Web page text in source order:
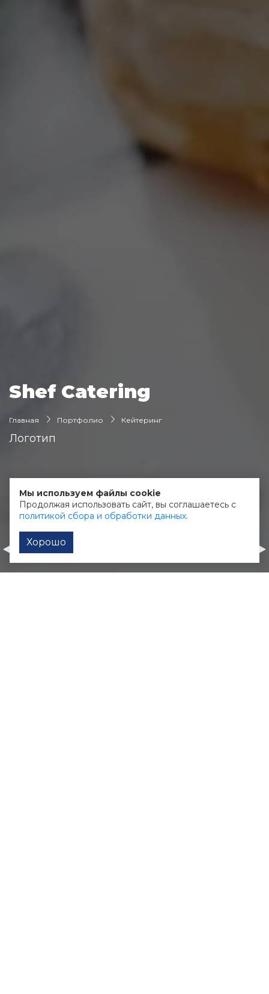
Shef Catering
Главная Портфолио Кейтеринг
Логотип
О клиенте:
Выездной ресторан в Калуге
Корпоративный сайт
Мы используем файлы cookie
Продолжая использовать сайт, вы соглашаетесь с
политикой сбора и обработки данных.
Хорошо